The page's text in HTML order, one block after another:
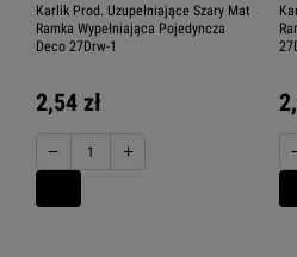
Karlik Prod. Uzupełniające Szary Mat
Ramka Wypełniająca Pojedyncza
Deco 27Drw-1
2,54 zł
− +